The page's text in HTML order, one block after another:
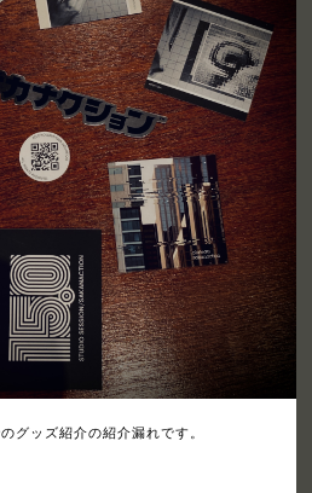
グッズ紹介の紹介漏れです。